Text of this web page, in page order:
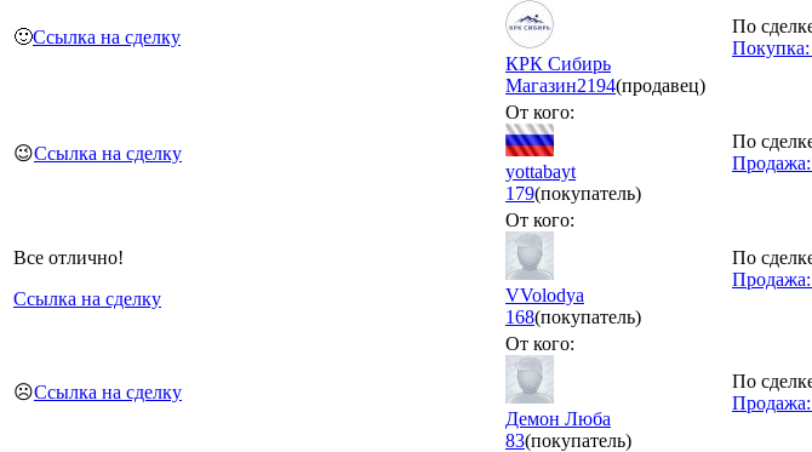
🙂Ссылка на сделку
КРК Сибирь
Магазин2194(продавец)
По
😉Ссылка на сделку
От кого:
yottabayt
179(покупатель)
По
Все отлично!
Ссылка на сделку
От кого:
VVolodya
168(покупатель)
По
☹️Ссылка на сделку
От кого:
Демон Люба
83(покупатель)
По